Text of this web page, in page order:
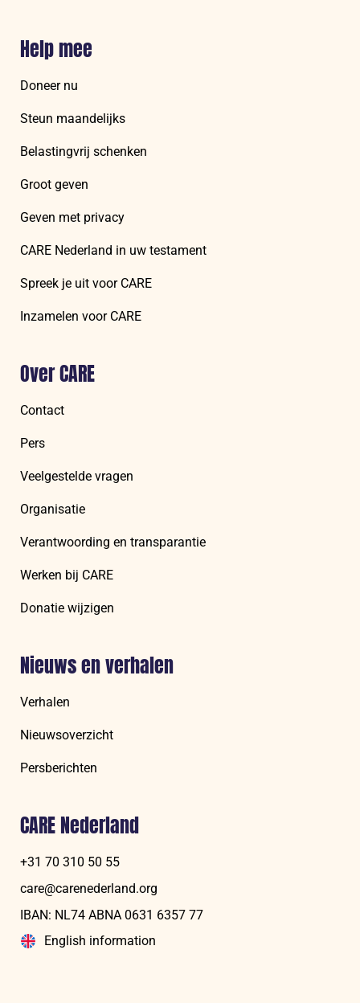
Help mee
Doneer nu
Steun maandelijks
Belastingvrij schenken
Groot geven
Geven met privacy
CARE Nederland in uw testament
Spreek je uit voor CARE
Inzamelen voor CARE
Over CARE
Contact
Pers
Veelgestelde vragen
Organisatie
Verantwoording en transparantie
Werken bij CARE
Donatie wijzigen
Nieuws en verhalen
Verhalen
Nieuwsoverzicht
Persberichten
CARE Nederland
+31 70 310 50 55
care@carenederland.org
IBAN: NL74 ABNA 06‍31 6‍357‍ 77
English information